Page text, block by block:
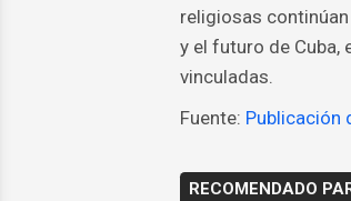
religiosas
y el futuro de Cuba,
vinculadas.
Fuente: Publicación
RECOMENDADO